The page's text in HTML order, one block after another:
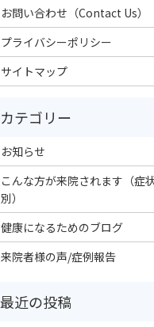
お問い合わせ（Contact Us）
プライバシーポリシー
サイトマップ
お知らせ
こんな方が来院されます（症
別）
健康になるためのブログ
来院者様の声/症例報告